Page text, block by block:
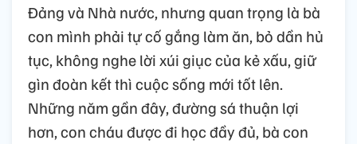
Đảng và Nhà nước, nhưng quan trọng là bà
con mình phải tự cố gắng làm ăn, bỏ dần hủ
tục, không nghe lời xúi giục của kẻ xấu, giữ
gìn đoàn kết thì cuộc sống mới tốt lên.
Những năm gần đây, đường sá thuận lợi
hơn, con cháu được đi học đầy đủ, bà con